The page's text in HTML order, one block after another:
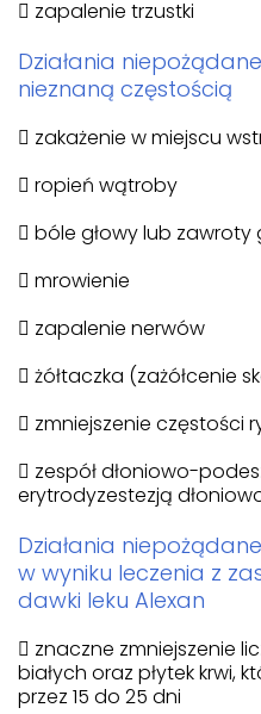
 zapalenie trzustki
Działania
nieznaną częstością
 zakażenie w miejscu
 ropień wątroby
 bóle głowy lub zawroty
 mrowienie
 zapalenie nerwów
 żółtaczka (zażółcenie
 zmniejszenie częstości
 zespół dłoniowo-
erytrodyzestezją
Działania
w wyniku leczenia z
dawki leku Alexan
 znaczne zmniejszenie
białych oraz płytek krwi,
przez 15 do 25 dni